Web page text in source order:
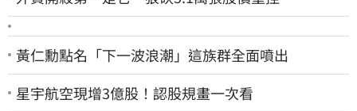
黃仁勳點名「下一波浪潮」這族群全面噴出
星宇航空現增3億股！認股規畫一次看